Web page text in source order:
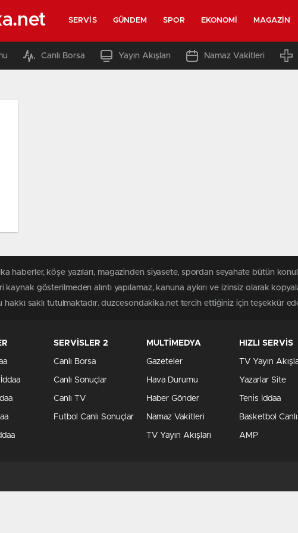
SERVIS GÜNDEM SPOR EKONOMI MAGAZIN
Canlı Borsa Yayın Akışları Namaz Vakitleri
haberler, köşe yazıları, magazinden siyasete, spordan seyahate bütün
gösterilmeden alıntı yapılamaz, kanuna aykırı ve izinsiz olarak
saklı tutulmaktadır. duzcesondakika.net tercih ettiğiniz için teşekkür
SERVİSLER 2
Canlı Borsa
Canlı Sonuçlar
Canlı TV
Futbol Canlı Sonuçlar
MULTİMEDYA
Gazeteler
Hava Durumu
Haber Gönder
Namaz Vakitleri
TV Yayın Akışları
HIZLI SERVİS
TV Yayın
Yazarlar Site
Tenis İddaa
Basketbol Canlı
AMP